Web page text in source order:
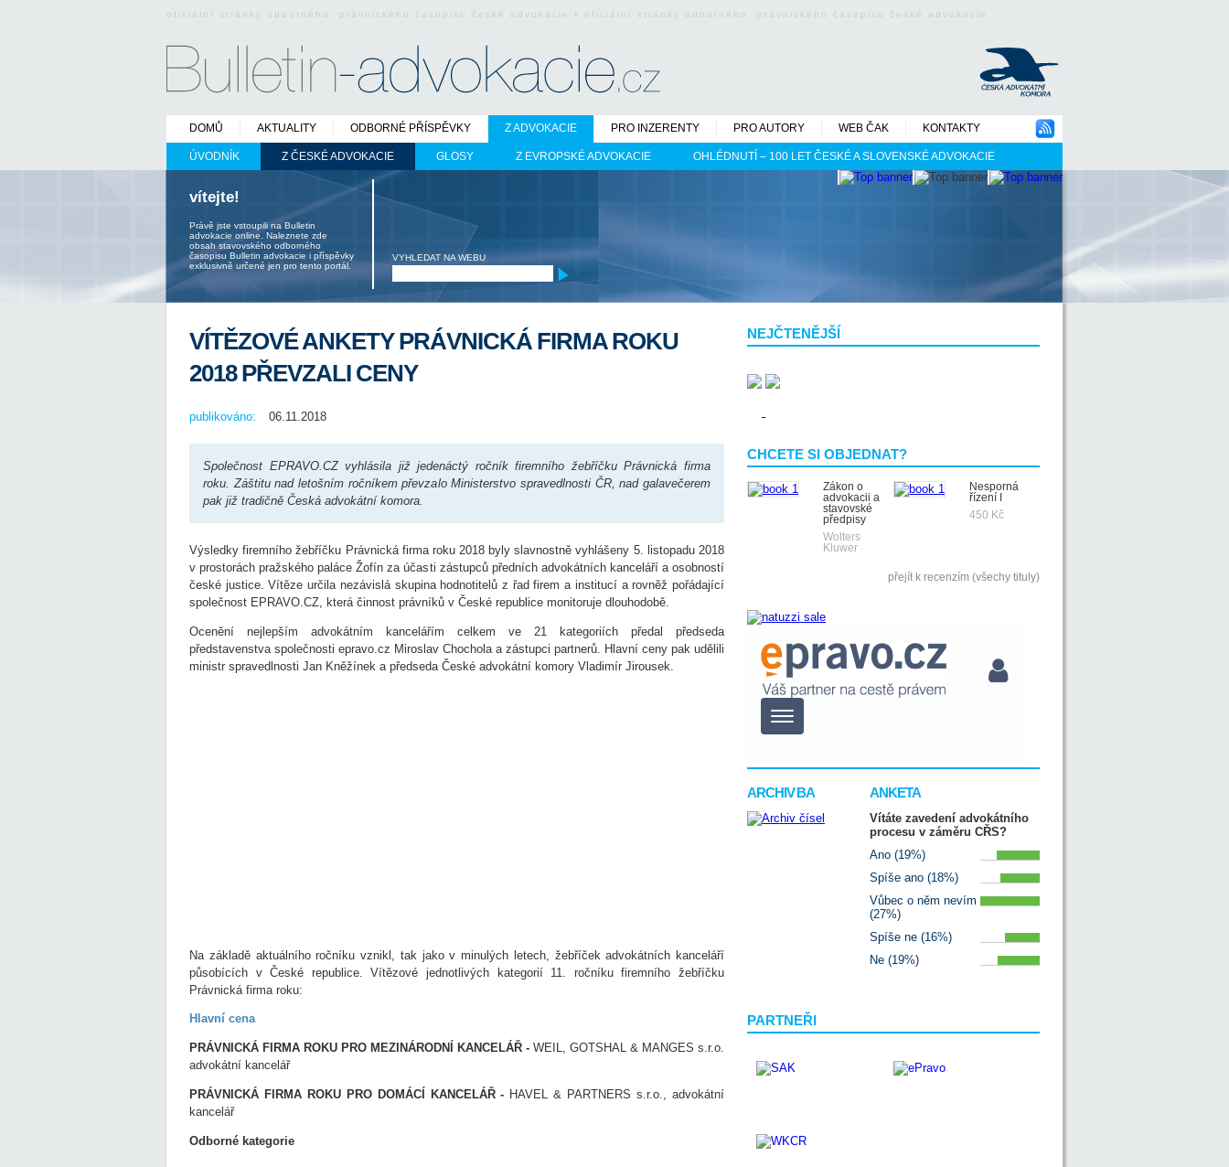
oficiální stránky odborného právnického časopisu české advokacie • oficiální stránky odborného právnického časopisu české advokacie
DOMŮ AKTUALITY ODBORNÉ PŘÍSPĚVKY Z ADVOKACIE
ÚVODNÍK Z ČESKÉ ADVOKACIE GLOSY Z EVROPSKÉ ADVOKACIE OHLÉDNUTÍ – 100 LET ČESKÉ A SLOVENSKÉ ADVOKACIE
PRO INZERENTY PRO AUTORY WEB ČAK KONTAKTY
vítejte!
Právě jste vstoupili na Bulletin
advokacie online. Naleznete zde
obsah stavovského odborného
časopisu Bulletin advokacie i příspěvky
exklusivně určené jen pro tento portál.
VYHLEDAT NA WEBU
NEJČTENĚJŠÍ
CHCETE SI OBJEDNAT?
Zákon o
advokacii a
stavovské
předpisy
Wolters
Kluwer
Nesporná
řízení I
450 Kč
přejít k recenzím (všechy tituly)
ARCHIV BA ANKETA
Vítáte zavedení advokátního
procesu v záměru CŘS?
Ano (19%)
Spíše ano (18%)
Vůbec o něm nevím
(27%)
Spíše ne (16%)
Ne (19%)
PARTNEŘI
VÍTĚZOVÉ ANKETY PRÁVNICKÁ FIRMA ROKU
2018 PŘEVZALI CENY
publikováno: 06.11.2018
Společnost EPRAVO.CZ vyhlásila již jedenáctý ročník firemního žebříčku Právnická firma
roku. Záštitu nad letošním ročníkem převzalo Ministerstvo spravedlnosti ČR, nad galavečerem
pak již tradičně Česká advokátní komora.
Výsledky firemního žebříčku Právnická firma roku 2018 byly slavnostně vyhlášeny 5. listopadu 2018
v prostorách pražského paláce Žofín za účasti zástupců předních advokátních kanceláří a osobností
české justice. Vítěze určila nezávislá skupina hodnotitelů z řad firem a institucí a rovněž pořádající
společnost EPRAVO.CZ, která činnost právníků v České republice monitoruje dlouhodobě.
Ocenění nejlepším advokátním kancelářím celkem ve 21 kategoriích předal předseda
představenstva společnosti epravo.cz Miroslav Chochola a zástupci partnerů. Hlavní ceny pak udělili
ministr spravedlnosti Jan Kněžínek a předseda České advokátní komory Vladimír Jirousek.
Na základě aktuálního ročníku vznikl, tak jako v minulých letech, žebříček advokátních kanceláří
působících v České republice. Vítězové jednotlivých kategorií 11. ročníku firemního žebříčku
Právnická firma roku:
Hlavní cena
PRÁVNICKÁ FIRMA ROKU PRO MEZINÁRODNÍ KANCELÁŘ - WEIL, GOTSHAL & MANGES s.r.o.
advokátní kancelář
PRÁVNICKÁ FIRMA ROKU PRO DOMÁCÍ KANCELÁŘ - HAVEL & PARTNERS s.r.o., advokátní
kancelář
Odborné kategorie